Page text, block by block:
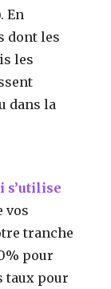
En
dont les
les
dans la
s’utilise
vos
tranche
pour
taux pour